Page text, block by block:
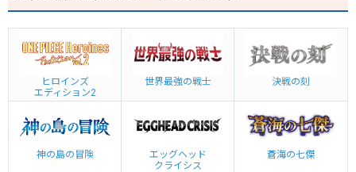
ヒロインズ
エディション2
世界最強の戦士 決戦の刻
神の島の冒険
エッグヘッド
クライシス
蒼海の七傑